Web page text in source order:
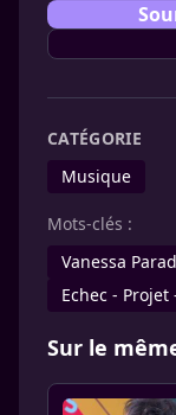
CATÉGORIE
Musique
Mots-clés :
Vanessa
Echec - Projet
Sur le